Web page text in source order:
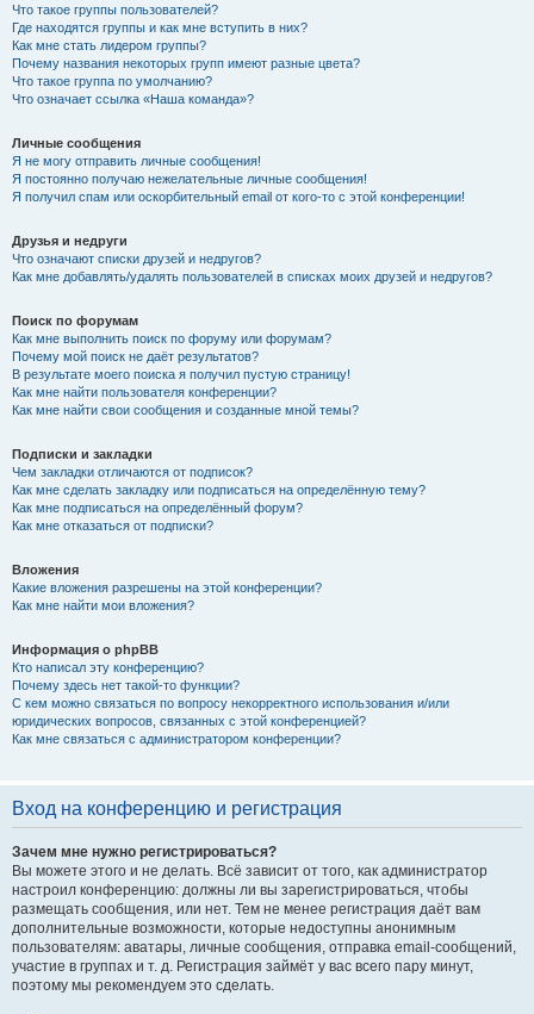
Что такое группы пользователей?
Где находятся группы и как мне вступить в них?
Как мне стать лидером группы?
Почему названия некоторых групп имеют разные цвета?
Что такое группа по умолчанию?
Что означает ссылка «Наша команда»?
Личные сообщения
Я не могу отправить личные сообщения!
Я постоянно получаю нежелательные личные сообщения!
Я получил спам или оскорбительный email от кого-то с этой конференции!
Друзья и недруги
Что означают списки друзей и недругов?
Как мне добавлять/удалять пользователей в списках моих друзей и недругов?
Поиск по форумам
Как мне выполнить поиск по форуму или форумам?
Почему мой поиск не даёт результатов?
В результате моего поиска я получил пустую страницу!
Как мне найти пользователя конференции?
Как мне найти свои сообщения и созданные мной темы?
Подписки и закладки
Чем закладки отличаются от подписок?
Как мне сделать закладку или подписаться на определённую тему?
Как мне подписаться на определённый форум?
Как мне отказаться от подписки?
Вложения
Какие вложения разрешены на этой конференции?
Как мне найти мои вложения?
Информация о phpBB
Кто написал эту конференцию?
Почему здесь нет такой-то функции?
С кем можно связаться по вопросу некорректного использования и/или
юридических вопросов, связанных с этой конференцией?
Как мне связаться с администратором конференции?
Вход на конференцию и регистрация
Зачем мне нужно регистрироваться?
Вы можете этого и не делать. Всё зависит от того, как администратор
настроил конференцию: должны ли вы зарегистрироваться, чтобы
размещать сообщения, или нет. Тем не менее регистрация даёт вам
дополнительные возможности, которые недоступны анонимным
пользователям: аватары, личные сообщения, отправка email-сообщений,
участие в группах и т. д. Регистрация займёт у вас всего пару минут,
поэтому мы рекомендуем это сделать.